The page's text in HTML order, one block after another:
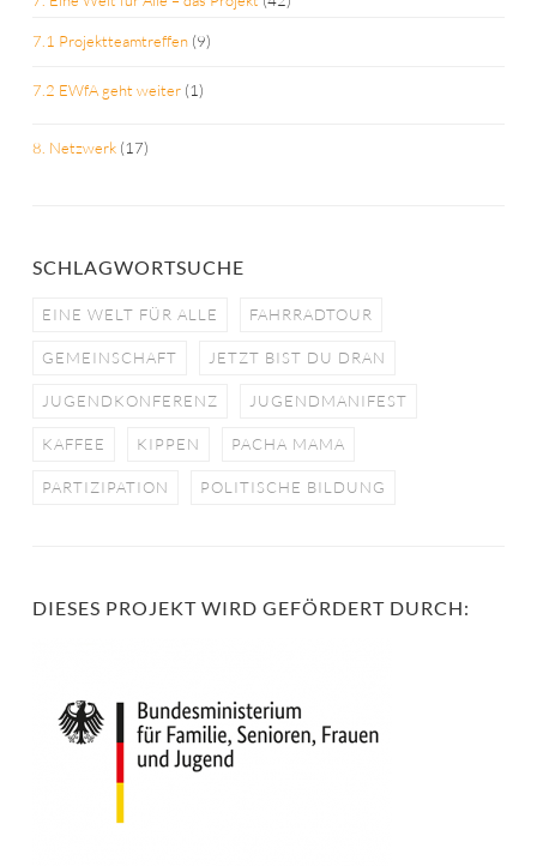
7.1 Projektteamtreffen (9)
7.2 EWfA geht weiter (1)
8. Netzwerk (17)
SCHLAGWORTSUCHE
EINE WELT FÜR ALLE FAHRRADTOUR
GEMEINSCHAFT JETZT BIST DU DRAN
JUGENDKONFERENZ JUGENDMANIFEST
KAFFEE KIPPEN PACHA MAMA
PARTIZIPATION POLITISCHE BILDUNG
DIESES PROJEKT WIRD GEFÖRDERT DURCH: